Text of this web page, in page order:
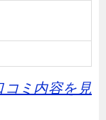
ミ内容を見